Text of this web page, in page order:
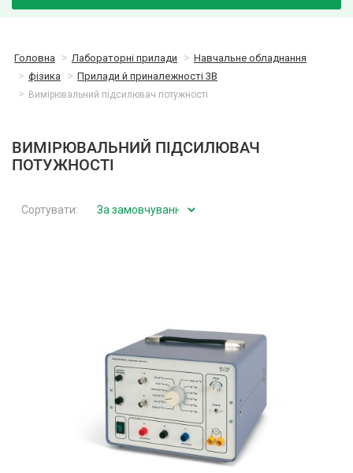
Головна Лабораторні прилади
Навчальне обладнання
фізика
Прилади й приналежності 3B
Вимірювальний підсилювач потужності
ВИМІРЮВАЛЬНИЙ ПІДСИЛЮВАЧ
ПОТУЖНОСТІ
Сортувати: